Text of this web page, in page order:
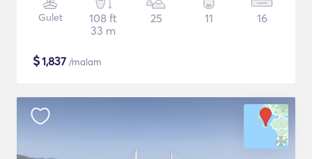
Gulet
108 ft
33 m
25 11 16
$1,837 /malam